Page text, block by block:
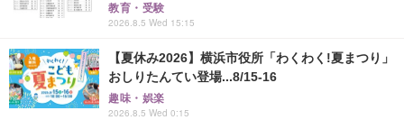
教育・受験
2026.8.5 Wed 15:15
【夏休み2026】横浜市役所「わくわく!夏まつり」
おしりたんてい登場...8/15-16
趣味・娯楽
2026.8.5 Wed 0:15